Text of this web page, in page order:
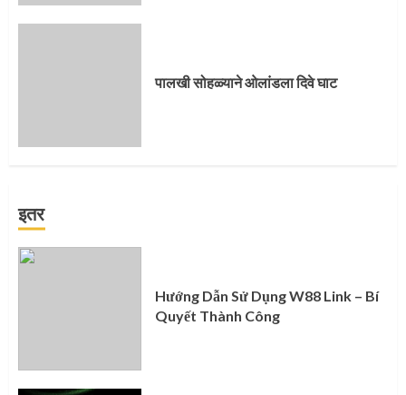
पालखी सोहळ्याने ओलांडला दिवे घाट
इतर
Hướng Dẫn Sử Dụng W88 Link – Bí
Quyết Thành Công